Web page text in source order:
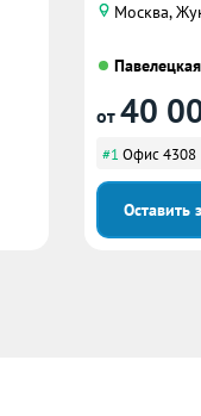
Москва,
Павелецкая
от 40
#1 Офис 4308
Оставить